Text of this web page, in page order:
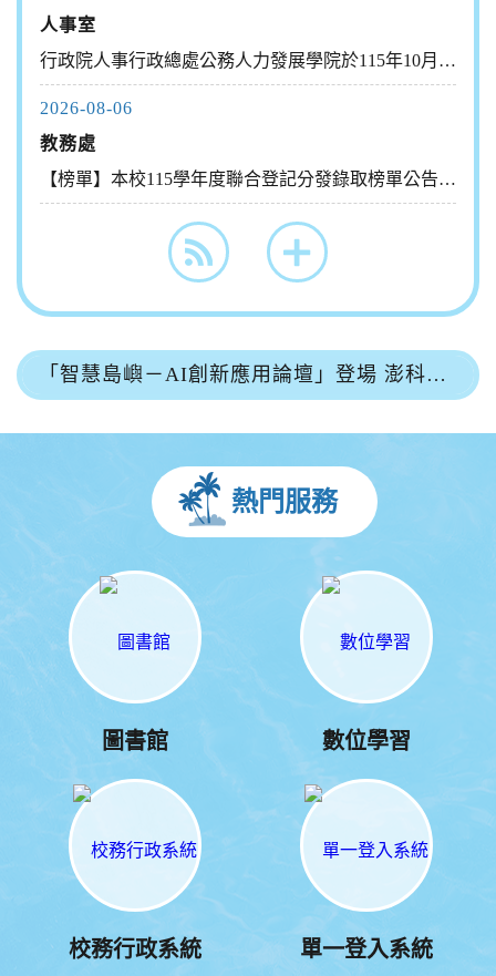
人事室
行政院人事行政總處公務人力發展學院於115年10月21日辦理...
2026-08-06
教務處
【榜單】本校115學年度聯合登記分發錄取榜單公告及網路報到(...
「智慧島嶼－AI創新應用論壇」登場 澎科大推動離島AI應用與智慧治理新契機
熱門服務
圖書館 數位學習
校務行政系統 單一登入系統